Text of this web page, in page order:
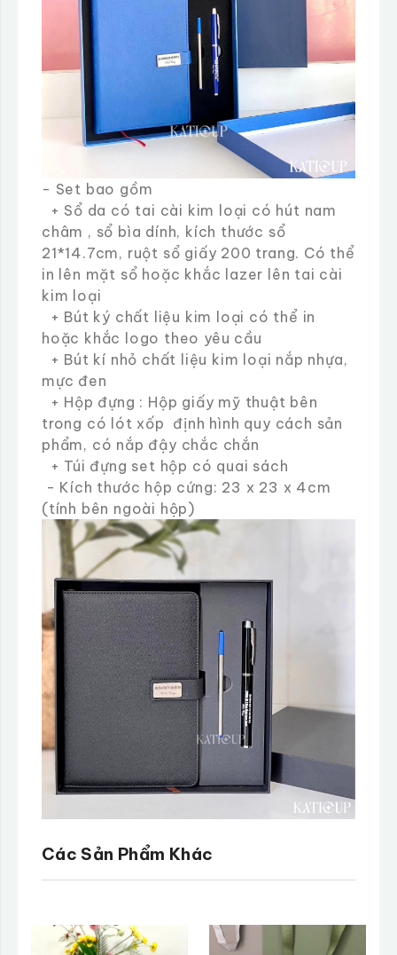
- Set bao gồm
+ Sổ da có tai cài kim loại có hút nam
châm , sổ bìa dính, kích thước sổ
21*14.7cm, ruột sổ giấy 200 trang. Có thể
in lên mặt sổ hoặc khắc lazer lên tai cài
kim loại
+ Bút ký chất liệu kim loại có thể in
hoặc khắc logo theo yêu cầu
+ Bút kí nhỏ chất liệu kim loại nắp nhựa,
mực đen
+ Hộp đựng : Hộp giấy mỹ thuật bên
trong có lót xốp định hình quy cách sản
phẩm, có nắp đậy chắc chắn
+ Túi đựng set hộp có quai sách
- Kích thước hộp cứng: 23 x 23 x 4cm
(tính bên ngoài hộp)
Các Sản Phẩm Khác